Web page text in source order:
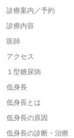
診療案内／予約
診療内容
医師
アクセス
１型糖尿病
低身長
低身長とは
低身長の原因
低身長の診断・治療